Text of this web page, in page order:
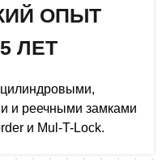
ОПЫТ
ЛЕТ
и реечными замками
и Mul-T-Lock.